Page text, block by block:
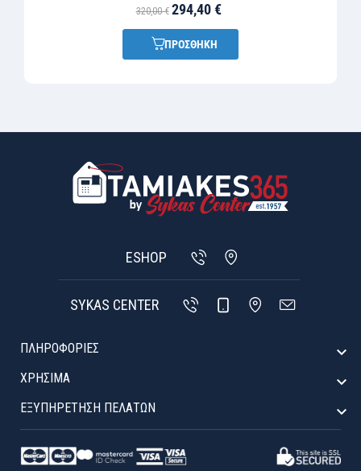
294,40 €
ΠΡΟΣΘΗΚΗ
ESHOP
SYKAS CENTER
ΠΛΗΡΟΦΟΡΙΕΣ 
ΧΡΉΣΙΜΑ 
ΕΞΥΠΗΡΈΤΗΣΗ ΠΕΛΑΤΏΝ 